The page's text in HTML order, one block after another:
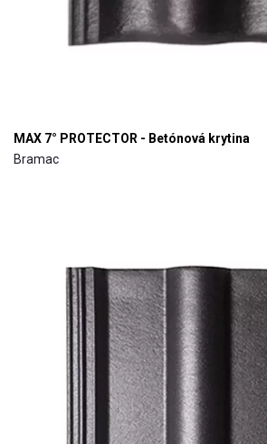
MAX 7° PROTECTOR - Betónová krytina
Bramac